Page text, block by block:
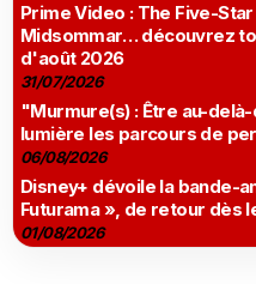
Prime Video : The Five-
Midsommar… découvrez
d'août 2026
31/07/2026
"Murmure(s) : Être au-
lumière les parcours de
06/08/2026
Disney+ dévoile la bande-
Futurama », de retour dès
01/08/2026